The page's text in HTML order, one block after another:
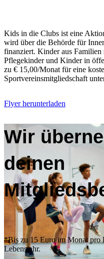
Kids in die Clubs ist eine
wird über die Behörde für
finanziert. Kinder aus
Pflegekinder und Kinder in
zu € 15,00/Monat für eine
Sportvereinsmitgliedschaft
Flyer herunterladen
Wir
deinen
*Bis zu 15 Euro im Monat pro
Lebensjahr.